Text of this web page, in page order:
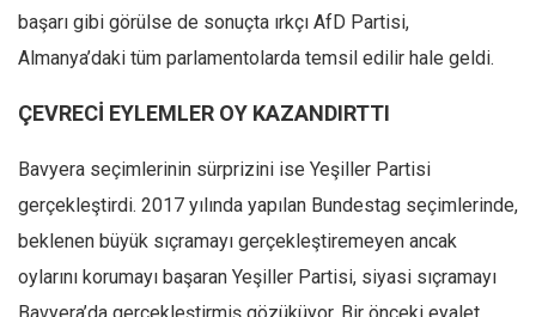
başarı gibi görülse de sonuçta ırkçı AfD Partisi,
Almanya’daki tüm parlamentolarda temsil edilir hale geldi.
ÇEVRECİ EYLEMLER OY KAZANDIRTTI
Bavyera seçimlerinin sürprizini ise Yeşiller Partisi
gerçekleştirdi. 2017 yılında yapılan Bundestag seçimlerinde,
beklenen büyük sıçramayı gerçekleştiremeyen ancak
oylarını korumayı başaran Yeşiller Partisi, siyasi sıçramayı